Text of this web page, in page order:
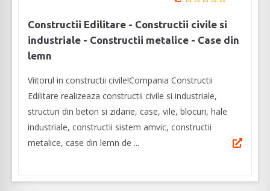
Constructii Edilitare - Constructii civile si
industriale - Constructii metalice - Case din
lemn
Viitorul in constructii civile!Compania Constructii
Edilitare realizeaza constructii civile si industriale,
structuri din beton si zidarie, case, vile, blocuri, hale
industriale, constructii sistem amvic, constructii
metalice, case din lemn de ...